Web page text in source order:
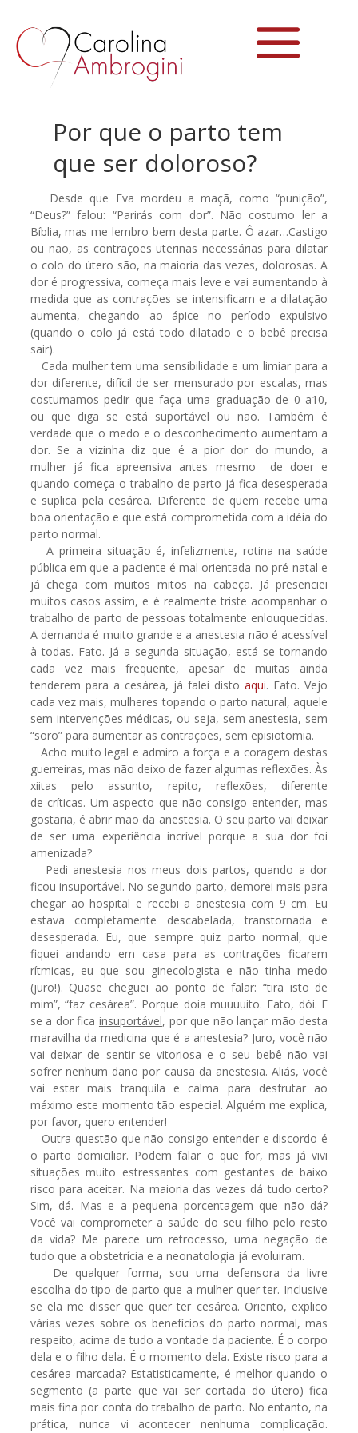
Por que o parto tem
que ser doloroso?
Desde que Eva mordeu a maçã, como “punição”,
“Deus?” falou: “Parirás com dor”. Não costumo ler a
Bíblia, mas me lembro bem desta parte. Ô azar…Castigo
ou não, as contrações uterinas necessárias para dilatar
o colo do útero são, na maioria das vezes, dolorosas. A
dor é progressiva, começa mais leve e vai aumentando à
medida que as contrações se intensificam e a dilatação
aumenta, chegando ao ápice no período expulsivo
(quando o colo já está todo dilatado e o bebê precisa
sair).
Cada mulher tem uma sensibilidade e um limiar para a
dor diferente, difícil de ser mensurado por escalas, mas
costumamos pedir que faça uma graduação de 0 a10,
ou que diga se está suportável ou não. Também é
verdade que o medo e o desconhecimento aumentam a
dor. Se a vizinha diz que é a pior dor do mundo, a
mulher já fica apreensiva antes mesmo de doer e
quando começa o trabalho de parto já fica desesperada
e suplica pela cesárea. Diferente de quem recebe uma
boa orientação e que está comprometida com a idéia do
parto normal.
A primeira situação é, infelizmente, rotina na saúde
pública em que a paciente é mal orientada no pré-natal e
já chega com muitos mitos na cabeça. Já presenciei
muitos casos assim, e é realmente triste acompanhar o
trabalho de parto de pessoas totalmente enlouquecidas.
A demanda é muito grande e a anestesia não é acessível
à todas. Fato. Já a segunda situação, está se tornando
cada vez mais frequente, apesar de muitas ainda
tenderem para a cesárea, já falei distoaqui. Fato. Vejo
cada vez mais, mulheres topando o parto natural, aquele
sem intervenções médicas, ou seja, sem anestesia, sem
“soro” para aumentar as contrações, sem episiotomia.
Acho muito legal e admiro a força e a coragem destas
guerreiras, mas não deixo de fazer algumas reflexões. Às
xiitas pelo assunto, repito, reflexões, diferente
de críticas. Um aspecto que não consigo entender, mas
gostaria, é abrir mão da anestesia. O seu parto vai deixar
de ser uma experiência incrível porque a sua dor foi
amenizada?
Pedi anestesia nos meus dois partos, quando a dor
ficou insuportável. No segundo parto, demorei mais para
chegar ao hospital e recebi a anestesia com 9 cm. Eu
estava completamente descabelada, transtornada e
desesperada. Eu, que sempre quiz parto normal, que
fiquei andando em casa para as contrações ficarem
rítmicas, eu que sou ginecologista e não tinha medo
(juro!). Quase cheguei ao ponto de falar: “tira isto de
mim”, “faz cesárea”. Porque doia muuuuito. Fato, dói. E
se a dor fica insuportável, por que não lançar mão desta
maravilha da medicina que é a anestesia? Juro, você não
vai deixar de sentir-se vitoriosa e o seu bebê não vai
sofrer nenhum dano por causa da anestesia. Aliás, você
vai estar mais tranquila e calma para desfrutar ao
máximo este momento tão especial. Alguém me explica,
por favor, quero entender!
Outra questão que não consigo entender e discordo é
o parto domiciliar. Podem falar o que for, mas já vivi
situações muito estressantes com gestantes de baixo
risco para aceitar. Na maioria das vezes dá tudo certo?
Sim, dá. Mas e a pequena porcentagem que não dá?
Você vai comprometer a saúde do seu filho pelo resto
da vida? Me parece um retrocesso, uma negação de
tudo que a obstetrícia e a neonatologia já evoluiram.
De qualquer forma, sou uma defensora da livre
escolha do tipo de parto que a mulher quer ter. Inclusive
se ela me disser que quer ter cesárea. Oriento, explico
várias vezes sobre os benefícios do parto normal, mas
respeito, acima de tudo a vontade da paciente. É o corpo
dela e o filho dela. É o momento dela. Existe risco para a
cesárea marcada? Estatisticamente, é melhor quando o
segmento (a parte que vai ser cortada do útero) fica
mais fina por conta do trabalho de parto. No entanto, na
prática, nunca vi acontecer nenhuma complicação.